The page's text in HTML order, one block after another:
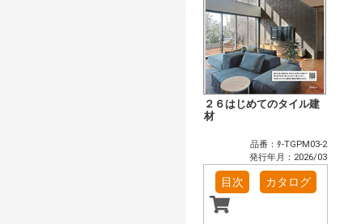
２６はじめてのタイル建
材
品番：ﾀ-TGPM03-2
発行年月：2026/03
目次 カタログ